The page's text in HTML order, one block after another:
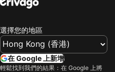
Lychee Sunset Hotel Cheung Chau
Dayhello Hotel
Urcove By Hyatt Shenzhen Shekou Cruise Center
Espace Elastique B&B with contactless check-in
東涌
Wan Chai Metro Station
深水埗區
香港迪士尼樂園
選擇您的地區
在 Google 上新增
輕鬆找到我們的結果：在 Google 上將